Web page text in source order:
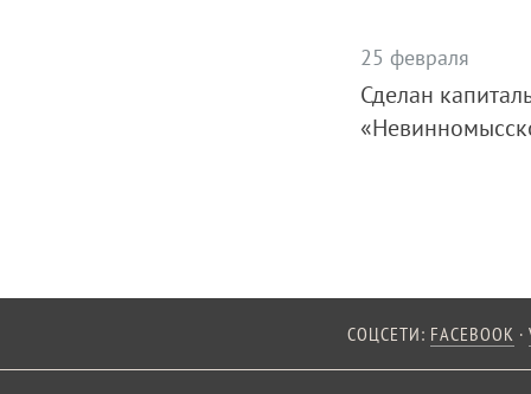
25 февраля
Сделан
СОЦСЕТИ: FACEBOOK ·